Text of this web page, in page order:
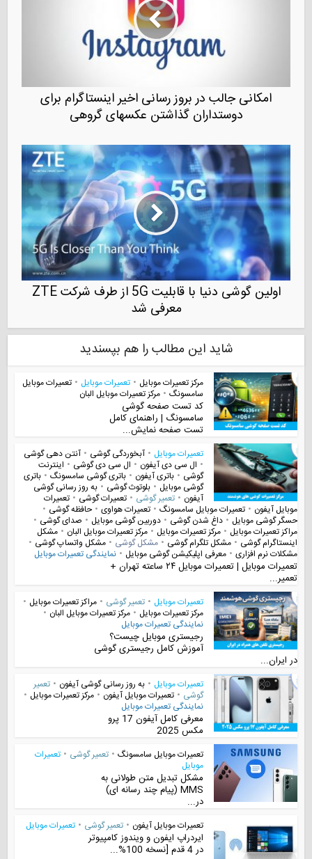
امکانی جالب در بروز رسانی اخیر اینستاگرام برای
دوستداران گذاشتن عکسهای گروهی
اولین گوشی دنیا با قابلیت 5G از طرف شرکت ZTE
معرفی شد
شاید این مطالب را هم بپسندید
مرکز تعمیرات موبایل • تعمیرات موبایل • تعمیرات موبایل
سامسونگ • مرکز تعمیرات موبایل البان
کد تست صفحه گوشی
سامسونگ | راهنمای کامل
تست صفحه نمایش...
تعمیرات موبایل • آبخوردگی گوشی • آنتن دهی گوشی
• ال سی دی آیفون • ال سی دی گوشی • اینترنت
گوشی • باتری آیفون • باتری گوشی سامسونگ • باتری
گوشی موبایل • بلوتوث گوشی • به روز رسانی گوشی
آیفون • تعمیر گوشی • تعمیرات گوشی • تعمیرات
موبایل آیفون • تعمیرات موبایل سامسونگ • تعمیرات هواوی • حافظه گوشی •
حسگر گوشی موبایل • داغ شدن گوشی • دوربین گوشی موبایل • صدای گوشی •
مراکز تعمیرات موبایل • مرکز تعمیرات موبایل • مرکز تعمیرات موبایل البان • مشکل
اینستاگرام گوشی • مشکل تلگرام گوشی • مشکل گوشی • مشکل واتساپ گوشی •
مشکلات نرم افزاری • معرفی اپلیکیشن گوشی موبایل • نمایندگی تعمیرات موبایل
تعمیرات موبایل | تعمیرات موبایل ۲۴ ساعته تهران +
تعمیر...
تعمیرات موبایل • تعمیر گوشی • مراکز تعمیرات موبایل •
مرکز تعمیرات موبایل • مرکز تعمیرات موبایل البان •
نمایندگی تعمیرات موبایل
رجیستری موبایل چیست؟
آموزش کامل رجیستری گوشی
در ایران...
تعمیرات موبایل • به روز رسانی گوشی آیفون • تعمیر
گوشی • تعمیرات موبایل آیفون • مرکز تعمیرات موبایل •
نمایندگی تعمیرات موبایل
معرفی کامل آیفون 17 پرو
مکس 2025
تعمیرات موبایل سامسونگ • تعمیر گوشی • تعمیرات
موبایل
مشکل تبدیل متن طولانی به
MMS (پیام چند رسانه ای)
در...
تعمیرات موبایل آیفون • تعمیر گوشی • تعمیرات موبایل
ایردراپ ایفون و ویندوز کامپیوتر
در 4 قدم [نسخه 100%...